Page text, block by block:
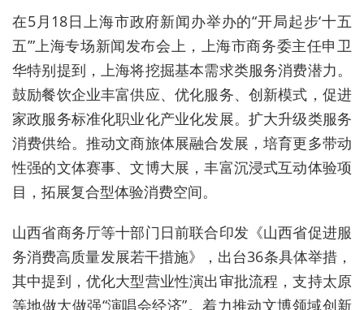
在5月18日上海市政府新闻办举办的“开局起步‘十五
五’”上海专场新闻发布会上，上海市商务委主任申卫
华特别提到，上海将挖掘基本需求类服务消费潜力。
鼓励餐饮企业丰富供应、优化服务、创新模式，促进
家政服务标准化职业化产业化发展。扩大升级类服务
消费供给。推动文商旅体展融合发展，培育更多带动
性强的文体赛事、文博大展，丰富沉浸式互动体验项
目，拓展复合型体验消费空间。
山西省商务厅等十部门日前联合印发《山西省促进服
务消费高质量发展若干措施》，出台36条具体举措，
其中提到， 优化大型营业性演出审批流程，支持太原
等地做大做强“演唱会经济”。着力推动文博领域创新